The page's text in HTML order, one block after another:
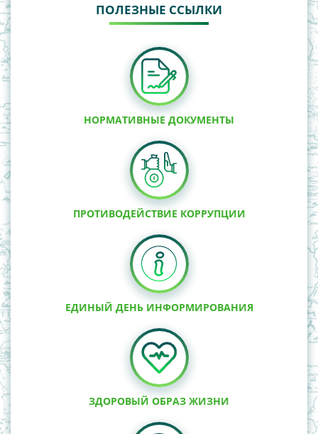
ПОЛЕЗНЫЕ ССЫЛКИ
НОРМАТИВНЫЕ ДОКУМЕНТЫ
ПРОТИВОДЕЙСТВИЕ КОРРУПЦИИ
ЕДИНЫЙ ДЕНЬ ИНФОРМИРОВАНИЯ
ЗДОРОВЫЙ ОБРАЗ ЖИЗНИ